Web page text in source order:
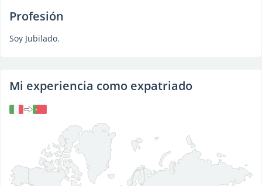
Profesión
Soy Jubilado.
Mi experiencia como expatriado